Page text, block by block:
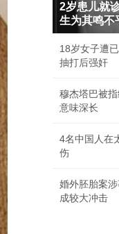
2岁患儿就
生为其鸣不
18岁女子遭
抽打后强奸
穆杰塔巴被
意味深长
4名中国人在
伤
婚外胚胎案
成较大冲击